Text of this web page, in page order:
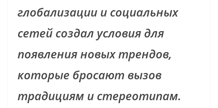
глобализации и социальных
сетей создал условия для
появления новых трендов,
которые бросают вызов
традициям и стереотипам.